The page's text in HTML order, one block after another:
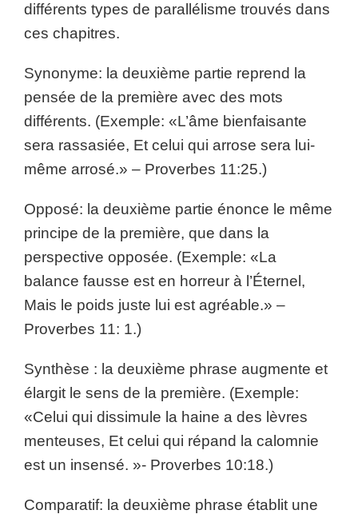
différents types de parallélisme trouvés dans
ces chapitres.
Synonyme: la deuxième partie reprend la
pensée de la première avec des mots
différents. (Exemple: «L’âme bienfaisante
sera rassasiée, Et celui qui arrose sera lui-
même arrosé.» – Proverbes 11:25.)
Opposé: la deuxième partie énonce le même
principe de la première, que dans la
perspective opposée. (Exemple: «La
balance fausse est en horreur à l’Éternel,
Mais le poids juste lui est agréable.» –
Proverbes 11: 1.)
Synthèse : la deuxième phrase augmente et
élargit le sens de la première. (Exemple:
«Celui qui dissimule la haine a des lèvres
menteuses, Et celui qui répand la calomnie
est un insensé. »- Proverbes 10:18.)
Comparatif: la deuxième phrase établit une